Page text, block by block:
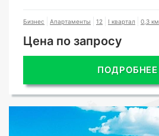
Бизнес Апартаменты 12 I квартал 0,3 км
Цена по запросу
ПОДРОБНЕЕ